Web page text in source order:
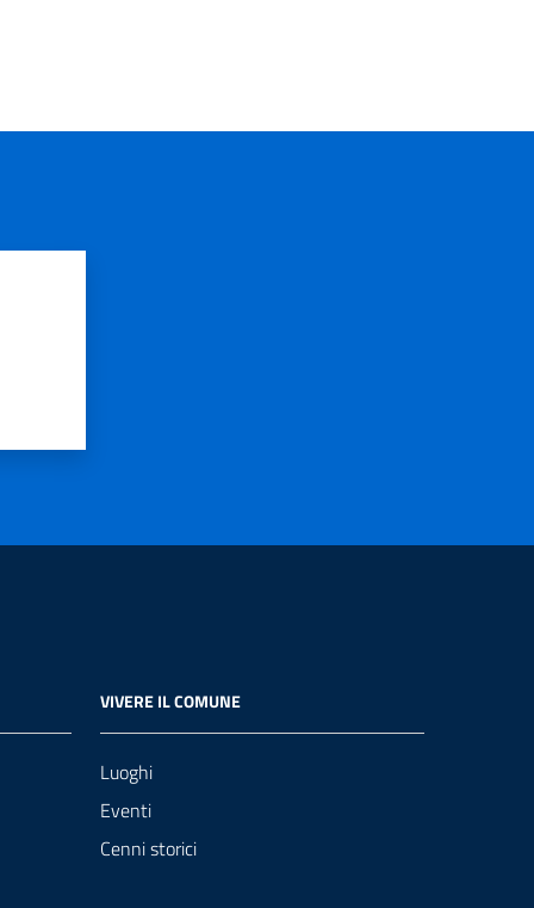
VIVERE IL COMUNE
Luoghi
Eventi
Cenni storici